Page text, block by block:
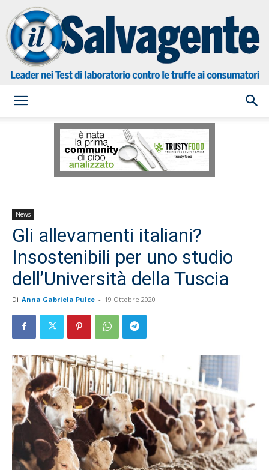
Salvagente
News
Gli allevamenti italiani?
Insostenibili per uno studio
dell’Università della Tuscia
Di Anna Gabriela Pulce - 19 Ottobre 2020